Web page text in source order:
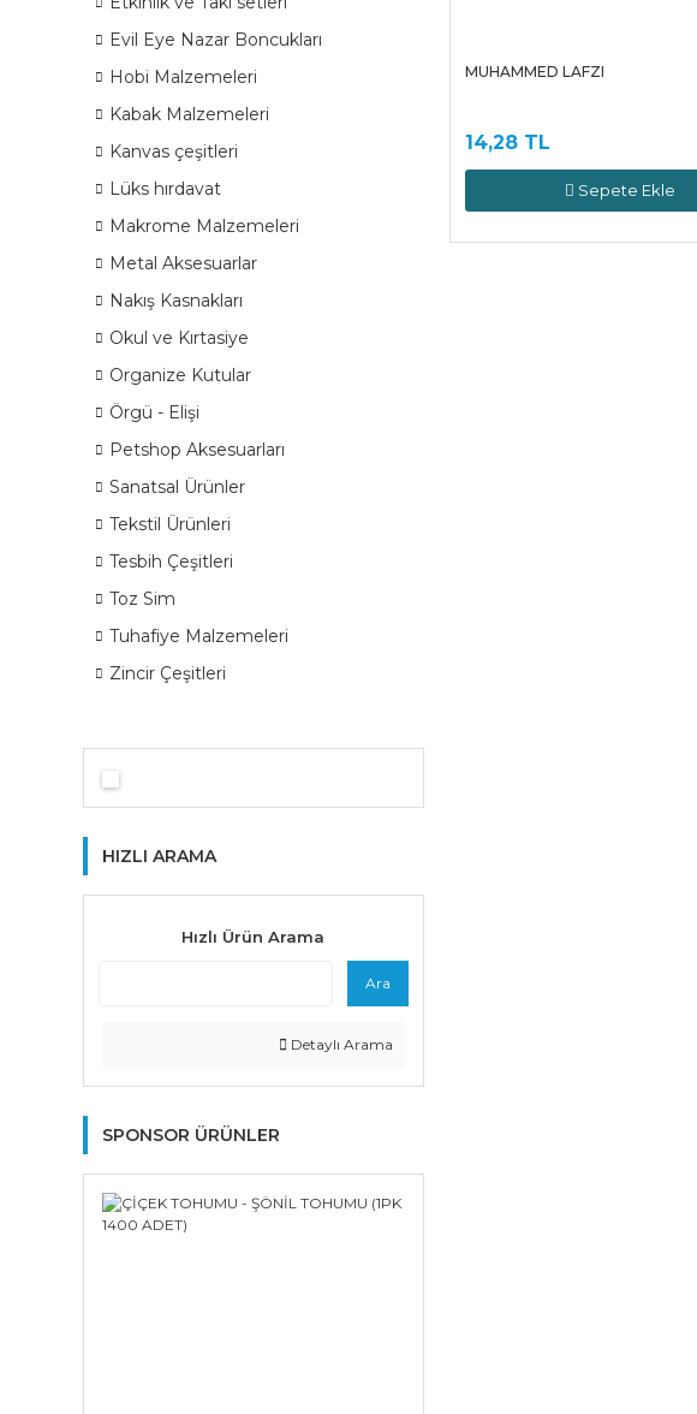
Evil Eye Nazar Boncukları
Hobi Malzemeleri
Kabak Malzemeleri
Kanvas çeşitleri
Lüks hırdavat
Makrome Malzemeleri
Metal Aksesuarlar
Nakış Kasnakları
Okul ve Kırtasiye
Organize Kutular
Örgü - Elişi
Petshop Aksesuarları
Sanatsal Ürünler
Tekstil Ürünleri
Tesbih Çeşitleri
Toz Sim
Tuhafiye Malzemeleri
Zincir Çeşitleri
HIZLI ARAMA
Hızlı Ürün Arama
Ara
Detaylı Arama
SPONSOR ÜRÜNLER
MUHAMMED LAFZI
14,28 TL
Sepete Ekle